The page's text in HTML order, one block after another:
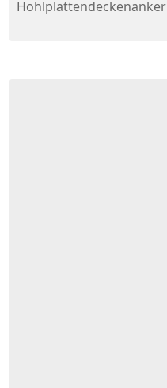
Hohlplattendeckenanker